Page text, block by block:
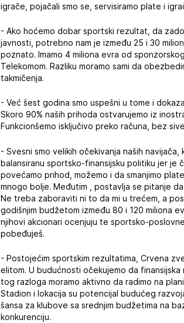
igrače, pojačali smo se, servisiramo plate i
- Ako hoćemo dobar sportski rezultat, da
javnosti, potrebno nam je između 25 i 30
poznato. Imamo 4 miliona evra od
Telekomom. Razliku moramo sami da
takmičenja.
- Već šest godina smo uspešni u tome i
Skoro 90% naših prihoda ostvarujemo iz
Funkcionšemo isključivo preko računa, bez
- Svesni smo velikih očekivanja naših
balansiranu sportsko-finansijsku politiku jer je
povećamo prihod, možemo i da smanjimo
mnogo bolje. Međutim , postavlja se pitanje
Ne treba zaboraviti ni to da mi u trećem, a
godišnjim budžetom između 80 i 120 miliona
njihovi akcionari ocenjuju te sportsko-
pobeđuješ.
- Postojećim sportskim rezultatima, Crvena
elitom. U budućnosti očekujemo da
tog razloga moramo aktivno da radimo na
Stadion i lokacija su potencijal budućeg
šansa za klubove sa srednjim budžetima na
konkurenciju.